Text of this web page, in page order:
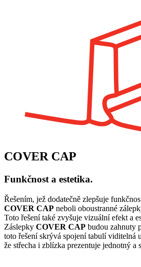
COVER CAP
Funkčnost a estetika.
Řešením, jež dodatečně zlepšuje
COVER CAP neboli oboustranné
Toto řešení také zvyšuje vizuální efekt a
Záslepky COVER CAP budou zahnuty
toto řešení skrývá spojení tabulí viditelná
že střecha i zblízka prezentuje jednotný a